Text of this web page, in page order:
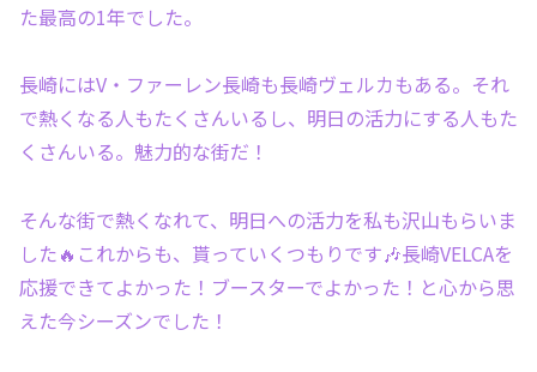
た最高の1年でした。
長崎にはV・ファーレン長崎も長崎ヴェルカもある。それ
で熱くなる人もたくさんいるし、明日の活力にする人もた
くさんいる。魅力的な街だ！
そんな街で熱くなれて、明日への活力を私も沢山もらいま
した🔥これからも、貰っていくつもりです🎶長崎VELCAを
応援できてよかった！ブースターでよかった！と心から思
えた今シーズンでした！